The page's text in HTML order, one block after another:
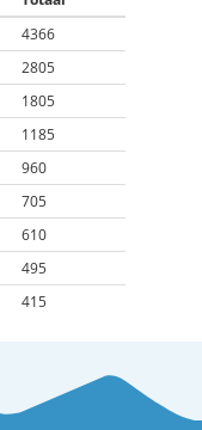
4366
2805
1805
1185
960
705
610
495
415